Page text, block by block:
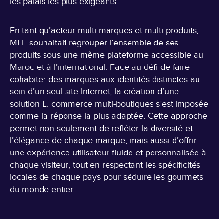
En tant qu’acteur multi-marques et multi-produits,
MFF souhaitait regrouper l’ensemble de ses
produits sous une même plateforme accessible au
Maroc et à l’international. Face au défi de faire
cohabiter des marques aux identités distinctes au
sein d’un seul site Internet, la création d’une
solution E. commerce multi-boutiques s’est imposée
comme la réponse la plus adaptée. Cette approche
permet non seulement de refléter la diversité et
l’élégance de chaque marque, mais aussi d’offrir
une expérience utilisateur fluide et personnalisée à
chaque visiteur, tout en respectant les spécificités
locales de chaque pays pour séduire les gourmets
du monde entier.